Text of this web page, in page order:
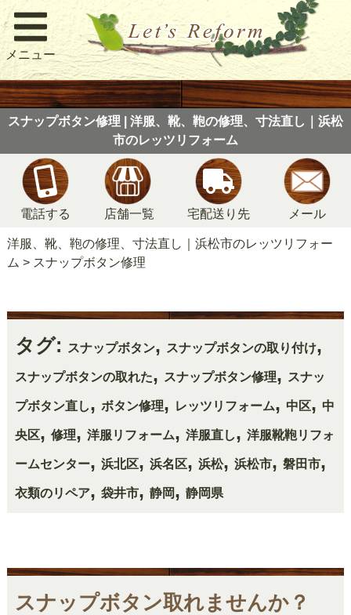
メニュー
スナップボタン修理 | 洋服、靴、鞄の修理、寸法直し｜浜松
市のレッツリフォーム
電話する 店舗一覧 宅配送り先 メール
洋服、靴、鞄の修理、寸法直し｜浜松市のレッツリフォー
ム > スナップボタン修理
タグ: スナップボタン, スナップボタンの取り付け,
スナップボタンの取れた, スナップボタン修理, スナッ
プボタン直し, ボタン修理, レッツリフォーム, 中区, 中
央区, 修理, 洋服リフォーム, 洋服直し, 洋服靴鞄リフォ
ームセンター, 浜北区, 浜名区, 浜松, 浜松市, 磐田市,
衣類のリペア, 袋井市, 静岡, 静岡県
スナップボタン取れませんか？